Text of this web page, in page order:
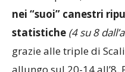
nei “suoi” canestri
statistiche (4 su 8
grazie alle triple di